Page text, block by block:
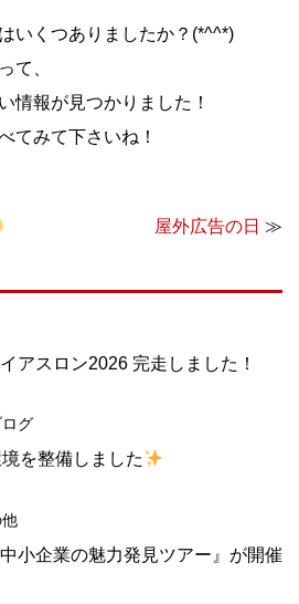
いくつありましたか？(*^^*)
て、
情報が見つかりました！
てみて下さいね！
屋外広告の日 ≫
アスロン2026 完走しました！
ログ
を整備しました
小企業の魅力発見ツアー』が開催